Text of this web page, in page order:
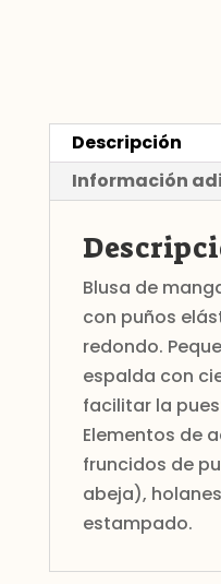
Descripción
Información
Blusa de
con puños
redondo.
espalda con
facilitar la
Elementos de
fruncidos de
abeja),
estampado.